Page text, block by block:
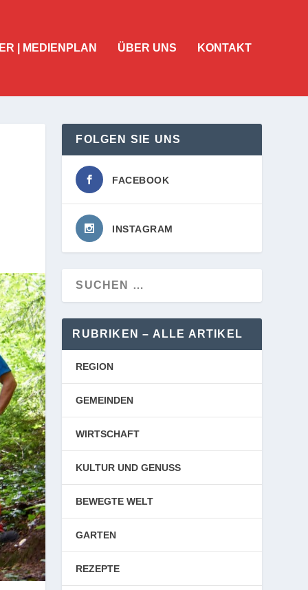
| MEDIENPLAN ÜBER UNS KONTAKT
FOLGEN SIE UNS
FACEBOOK
INSTAGRAM
RUBRIKEN – ALLE ARTIKEL
REGION
GEMEINDEN
WIRTSCHAFT
KULTUR UND GENUSS
BEWEGTE WELT
GARTEN
REZEPTE